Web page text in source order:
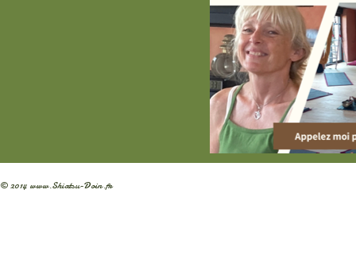
© 2014 www.Shiatsu-Doin.fr